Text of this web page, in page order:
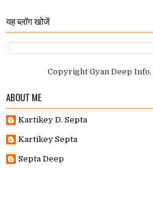
यह ब्लॉग खोजें
Copyright Gyan Deep Info.
ABOUT ME
Kartikey D. Septa
Kartikey Septa
Septa Deep